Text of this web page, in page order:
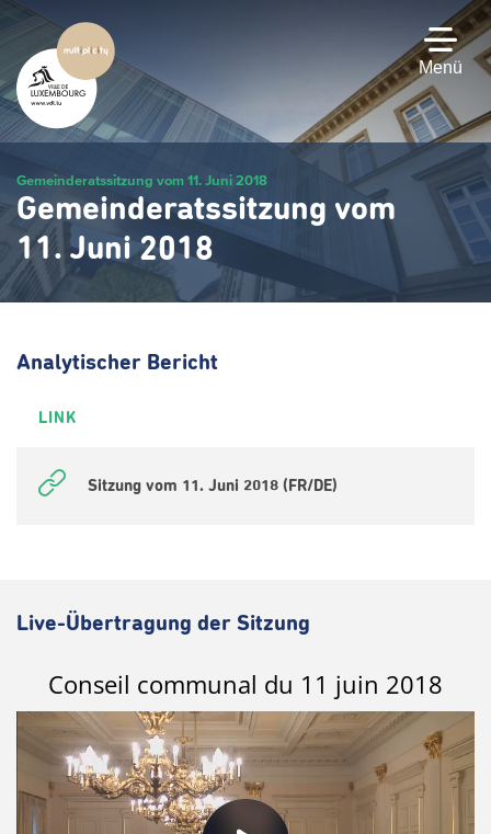
Zum
Hauptinhalt
gehen
Menü
Gemeinderatssitzung vom 11. Juni 2018
Gemeinderatssitzung vom
11. Juni 2018
Analytischer Bericht
LINK
Sitzung vom 11. Juni 2018 (FR/DE)
Live-Übertragung der Sitzung